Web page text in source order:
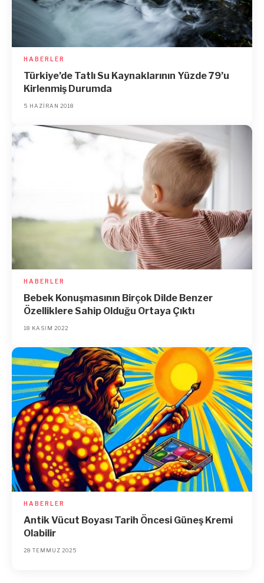
HABERLER
Türkiye’de Tatlı Su Kaynaklarının Yüzde 79’u
Kirlenmiş Durumda
5 HAZIRAN 2018
HABERLER
Bebek Konuşmasının Birçok Dilde Benzer
Özelliklere Sahip Olduğu Ortaya Çıktı
18 KASIM 2022
HABERLER
Antik Vücut Boyası Tarih Öncesi Güneş Kremi
Olabilir
28 TEMMUZ 2025